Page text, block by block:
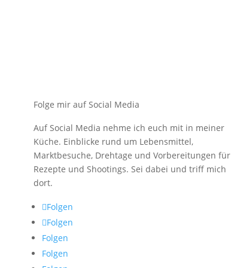
Folge mir auf Social Media
Auf Social Media nehme ich euch mit in meiner
Küche. Einblicke rund um Lebensmittel,
Marktbesuche, Drehtage und Vorbereitungen für
Rezepte und Shootings. Sei dabei und triff mich
dort.
Folgen
Folgen
Folgen
Folgen